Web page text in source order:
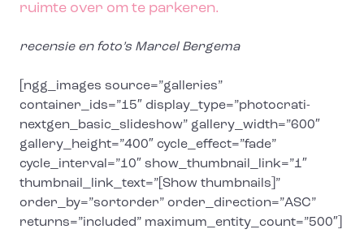
ruimte over om te parkeren.
recensie en foto’s Marcel Bergema
[ngg_images source=”galleries”
container_ids=”15″ display_type=”photocrati-
nextgen_basic_slideshow” gallery_width=”600″
gallery_height=”400″ cycle_effect=”fade”
cycle_interval=”10″ show_thumbnail_link=”1″
thumbnail_link_text=”[Show thumbnails]”
order_by=”sortorder” order_direction=”ASC”
returns=”included” maximum_entity_count=”500″]